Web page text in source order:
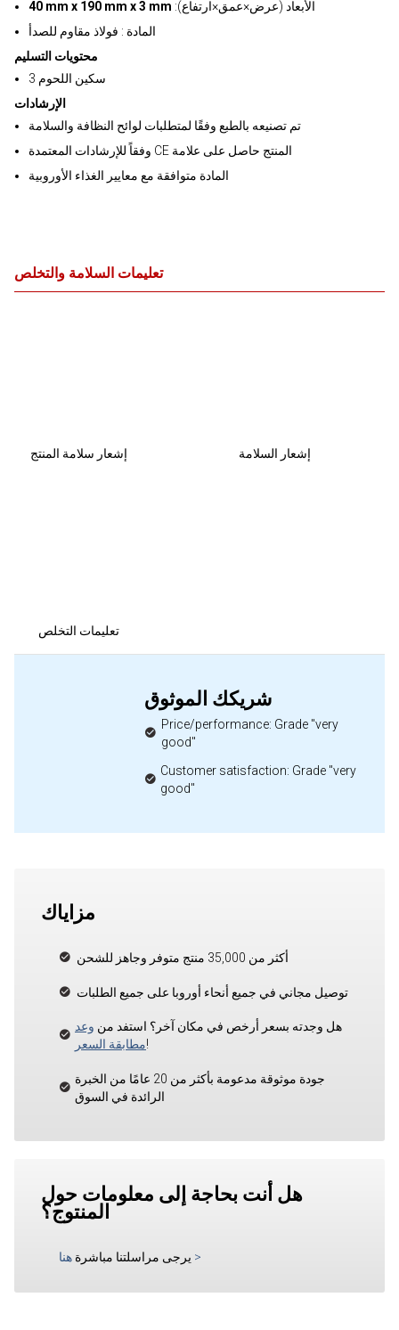
40 mm x 190 mm x 3 mm :الأبعاد (عرض×عمق×ارتفاع)
المادة : فولاذ مقاوم للصدأ
محتويات التسليم
3 سكين اللحوم
الإرشادات
تم تصنيعه بالطبع وفقًا لمتطلبات لوائح النظافة والسلامة
وفقاً للإرشادات المعتمدة CE المنتج حاصل على علامة
المادة متوافقة مع معايير الغذاء الأوروبية
تعليمات السلامة والتخلص
إشعار سلامة المنتج إشعار السلامة
تعليمات التخلص
شريكك الموثوق
Price/performance: Grade "very
good"
Customer satisfaction: Grade "very
good"
مزاياك
أكثر من 35,000 منتج متوفر وجاهز للشحن
توصيل مجاني في جميع أنحاء أوروبا على جميع الطلبات
هل وجدته بسعر أرخص في مكان آخر؟ استفد من وعد
مطابقة السعر!
جودة موثوقة مدعومة بأكثر من 20 عامًا من الخبرة
الرائدة في السوق
هل أنت بحاجة إلى معلومات حول
المنتوج؟
يرجى مراسلتنا مباشرة هنا >